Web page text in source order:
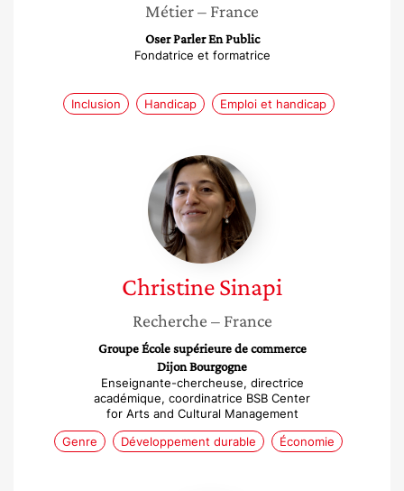
Métier– France
Oser Parler En Public
Fondatrice et formatrice
Inclusion Handicap Emploi et handicap
Christine
Sinapi
ChristineSinapi
Recherche – France
Groupe École supérieure de commerce
Dijon Bourgogne
Enseignante-chercheuse, directrice
académique, coordinatrice BSB Center
for Arts and Cultural Management
Genre
Développement durable Économie